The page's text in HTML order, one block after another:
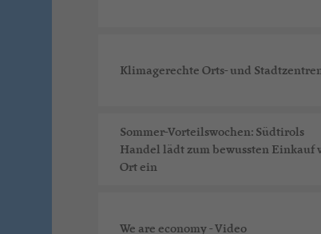
Klimagerechte Orts- und
Sommer-Vorteilswochen: Südtirols
Handel lädt zum bewussten Einkauf
Ort ein
We are economy - Video